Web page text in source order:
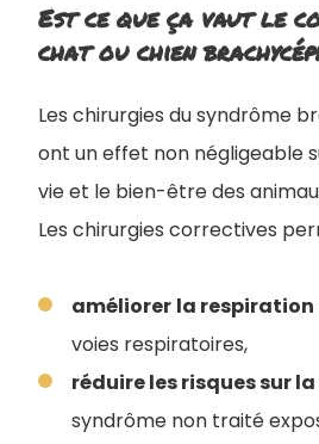
Est ce que ça vaut le
chat ou chien
Les chirurgies du syndrôme
ont un effet non négligeable
vie et le bien-être des
Les chirurgies correctives
améliorer la respiration
voies respiratoires,
réduire les risques sur
syndrôme non traité